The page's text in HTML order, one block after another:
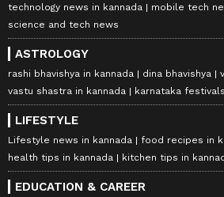
technology news in kannada
mobile tech
science and tech news
ASTROLOGY
rashi bhavishya in kannada dina bhavishya
vastu shastra in kannada
karnataka festivals
LIFESTYLE
Lifestyle news in kannada
food recipes in
health tips in kannada
kitchen tips in
EDUCATION & CAREER